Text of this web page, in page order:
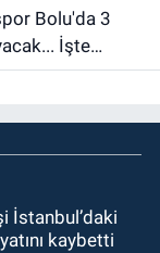
İşte
İstanbul’daki
kaybetti